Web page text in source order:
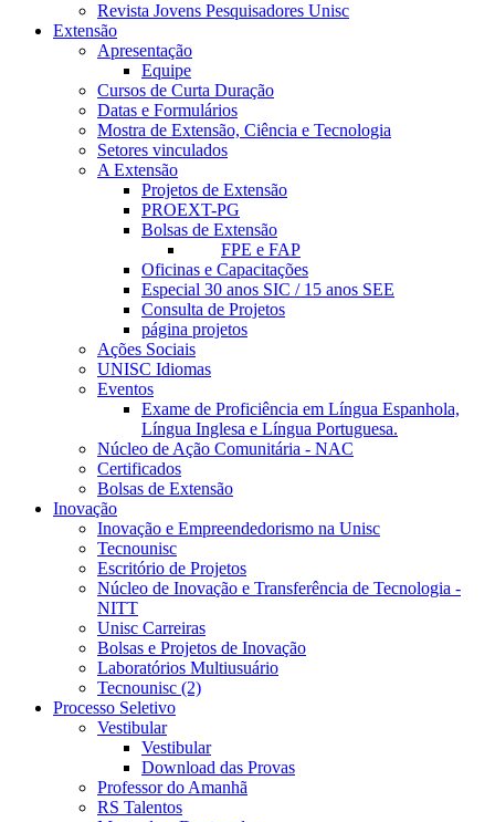
Revista Jovens Pesquisadores Unisc
Extensão
Apresentação
Equipe
Cursos de Curta Duração
Datas e Formulários
Mostra de Extensão, Ciência e Tecnologia
Setores vinculados
A Extensão
Projetos de Extensão
PROEXT-PG
Bolsas de Extensão
FPE e FAP
Oficinas e Capacitações
Especial 30 anos SIC / 15 anos SEE
Consulta de Projetos
página projetos
Ações Sociais
UNISC Idiomas
Eventos
Exame de Proficiência em Língua Espanhola,
Língua Inglesa e Língua Portuguesa.
Núcleo de Ação Comunitária - NAC
Certificados
Bolsas de Extensão
Inovação
Inovação e Empreendedorismo na Unisc
Tecnounisc
Escritório de Projetos
Núcleo de Inovação e Transferência de Tecnologia -
NITT
Unisc Carreiras
Bolsas e Projetos de Inovação
Laboratórios Multiusuário
Tecnounisc (2)
Processo Seletivo
Vestibular
Vestibular
Download das Provas
Professor do Amanhã
RS Talentos